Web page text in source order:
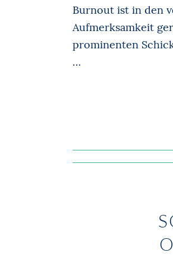
Burnout ist in den
Aufmerksamkeit
prominenten
…